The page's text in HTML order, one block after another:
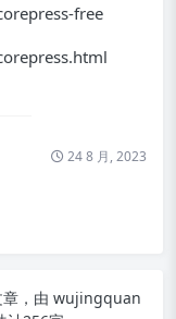
free
24 8 月, 2023
，由 wujingquan